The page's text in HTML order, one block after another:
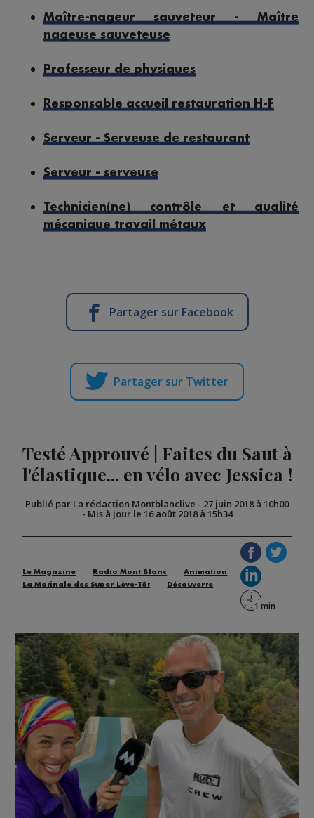
Maître-nageur sauveteur - Maître
nageuse sauveteuse
Professeur de physiques
Responsable accueil restauration H-F
Serveur - Serveuse de restaurant
Serveur - serveuse
Technicien(ne) contrôle et qualité
mécanique travail métaux
Partager sur Facebook
Partager sur Twitter
Testé Approuvé | Faites du Saut à
l'élastique... en vélo avec Jessica !
Publié par La rédaction Montblanclive - 27 juin 2018 à 10h00
- Mis à jour le 16 août 2018 à 15h34
Le Magazine Radio Mont Blanc
Animation
La Matinale des Super Lève-Tôt
Découverte